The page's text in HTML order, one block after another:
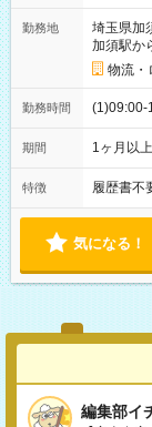
勤務地
埼玉県加
加須駅か
物流・
勤務時間 (1)09:00-
期間 1ヶ月以
特徴 履歴書不
気になる！
編集部イ